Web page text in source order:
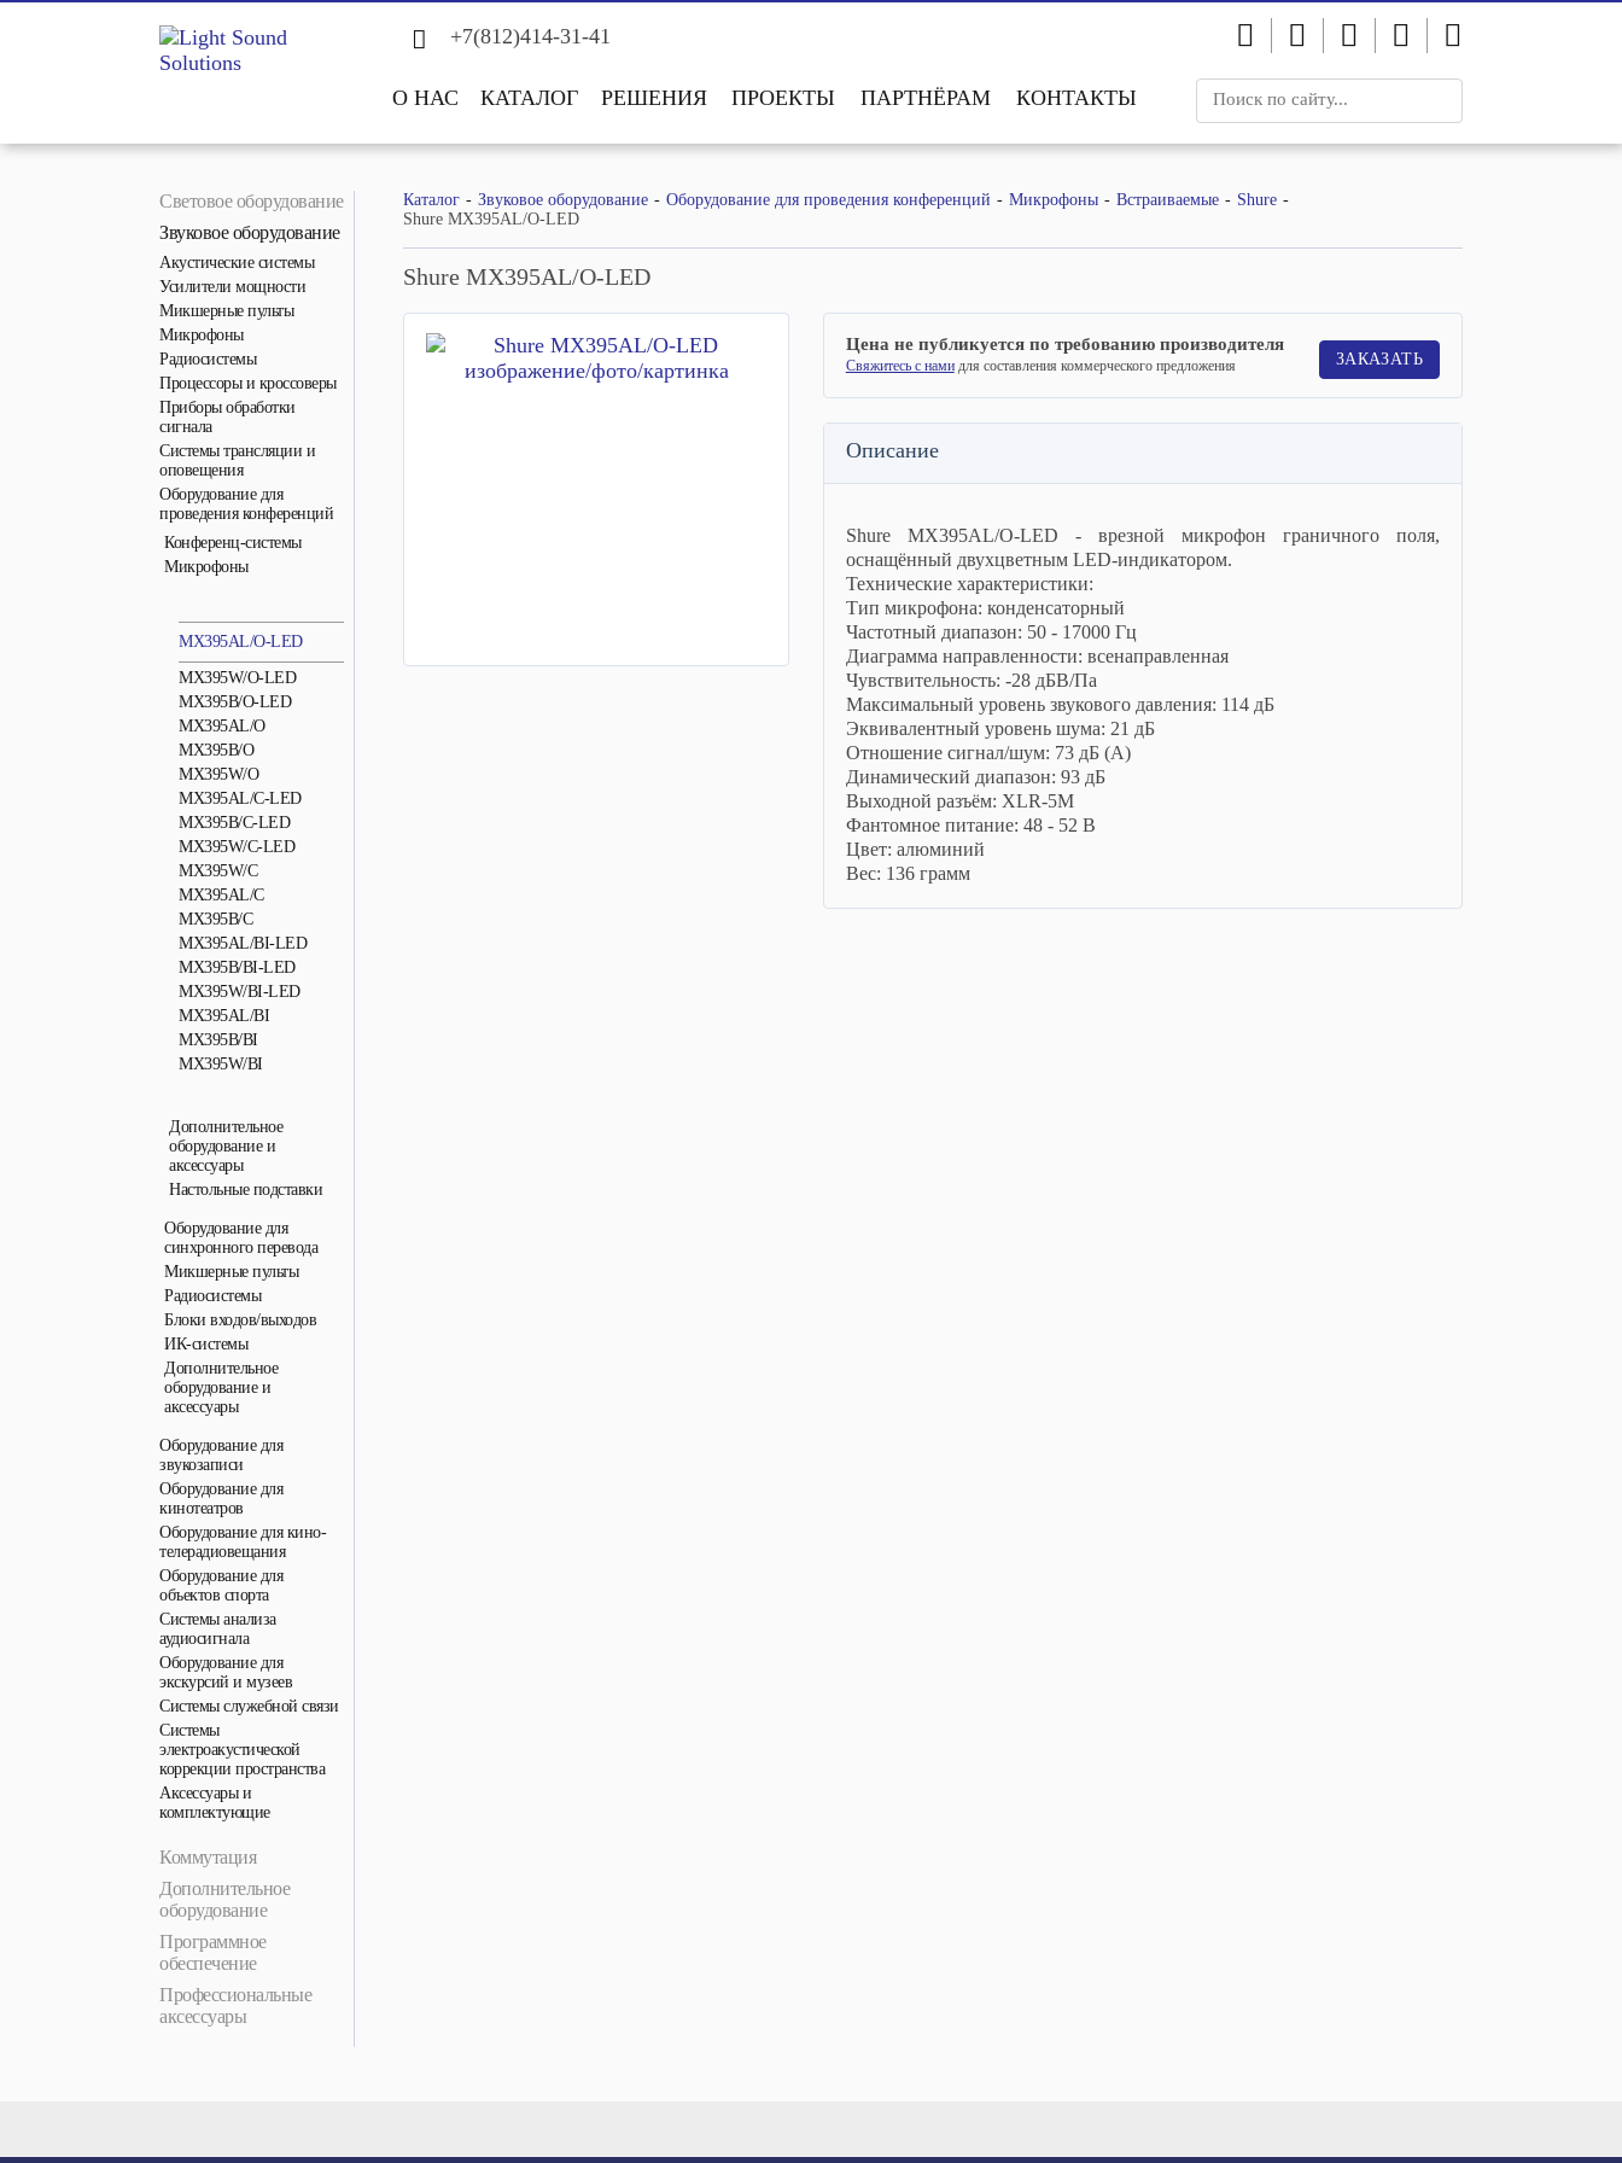
+7(812)414-31-41
О НАС КАТАЛОГ РЕШЕНИЯ ПРОЕКТЫ ПАРТНЁРАМ КОНТАКТЫ
Световое оборудование
Звуковое оборудование
Акустические системы
Усилители мощности
Микшерные пульты
Микрофоны
Радиосистемы
Процессоры и кроссоверы
Приборы обработки
сигнала
Системы трансляции и
оповещения
Оборудование для
проведения конференций
Конференц-системы
Микрофоны
MX395AL/O-LED
MX395W/O-LED
MX395B/O-LED
MX395AL/O
MX395B/O
MX395W/O
MX395AL/C-LED
MX395B/C-LED
MX395W/C-LED
MX395W/C
MX395AL/C
MX395B/C
MX395AL/BI-LED
MX395B/BI-LED
MX395W/BI-LED
MX395AL/BI
MX395B/BI
MX395W/BI
Дополнительное
оборудование и
аксессуары
Настольные подставки
Оборудование для
синхронного перевода
Микшерные пульты
Радиосистемы
Блоки входов/выходов
ИК-системы
Дополнительное
оборудование и
аксессуары
Оборудование для
звукозаписи
Оборудование для
кинотеатров
Оборудование для кино-
телерадиовещания
Оборудование для
объектов спорта
Системы анализа
аудиосигнала
Оборудование для
экскурсий и музеев
Системы служебной связи
Системы
электроакустической
коррекции пространства
Аксессуары и
комплектующие
Коммутация
Дополнительное
оборудование
Программное
обеспечение
Профессиональные
аксессуары
Каталог Звуковое оборудование Оборудование для проведения конференций Микрофоны Встраиваемые
Shure
Shure MX395AL/O-LED
Shure MX395AL/O-LED
Цена не публикуется по требованию производителя
Свяжитесь с намидля составления коммерческого предложения ЗАКАЗАТЬ
Описание
Shure MX395AL/O-LED - врезной микрофон граничного поля,
оснащённый двухцветным LED-индикатором.
Технические характеристики:
Тип микрофона: конденсаторный
Частотный диапазон: 50 - 17000 Гц
Диаграмма направленности: всенаправленная
Чувствительность: -28 дБВ/Па
Максимальный уровень звукового давления: 114 дБ
Эквивалентный уровень шума: 21 дБ
Отношение сигнал/шум: 73 дБ (А)
Динамический диапазон: 93 дБ
Выходной разъём: XLR-5M
Фантомное питание: 48 - 52 В
Цвет: алюминий
Вес: 136 грамм